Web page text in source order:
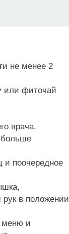
не менее 2
или фиточай
врача,
больше
и поочередное
в положении
меню и